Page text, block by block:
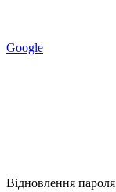
Google
Відновлення пароля